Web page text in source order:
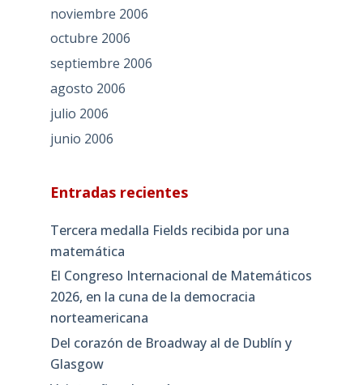
noviembre 2006
octubre 2006
septiembre 2006
agosto 2006
julio 2006
junio 2006
Entradas recientes
Tercera medalla Fields recibida por una
matemática
El Congreso Internacional de Matemáticos
2026, en la cuna de la democracia
norteamericana
Del corazón de Broadway al de Dublín y
Glasgow